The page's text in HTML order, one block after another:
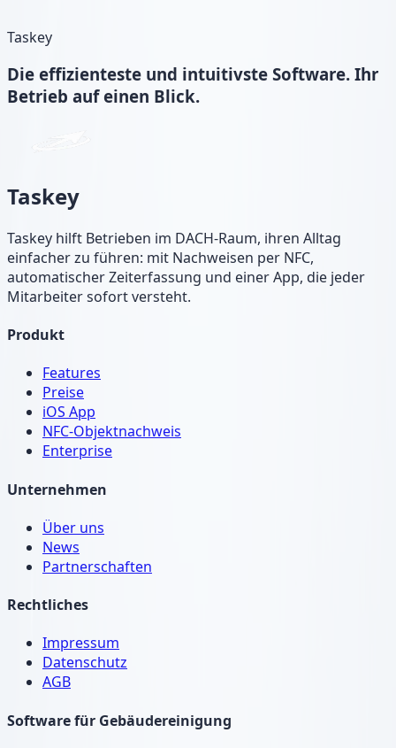
Taskey
Die effizienteste und intuitivste Software. Ihr
Betrieb auf einen Blick.
Taskey
Taskey hilft Betrieben im DACH-Raum, ihren Alltag
einfacher zu führen: mit Nachweisen per NFC,
automatischer Zeiterfassung und einer App, die jeder
Mitarbeiter sofort versteht.
Produkt
Features
Preise
iOS App
NFC-Objektnachweis
Enterprise
Unternehmen
Über uns
News
Partnerschaften
Rechtliches
Impressum
Datenschutz
AGB
Software für Gebäudereinigung